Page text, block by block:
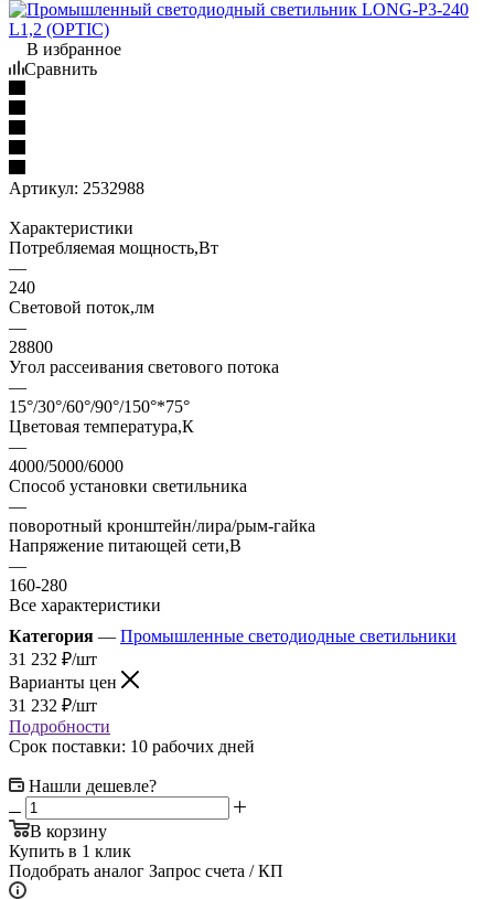
В избранное
Сравнить
Артикул: 2532988
Характеристики
Потребляемая мощность,Вт
—
240
Световой поток,лм
—
28800
Угол рассеивания светового потока
—
15°/30°/60°/90°/150°*75°
Цветовая температура,К
—
4000/5000/6000
Способ установки светильника
—
поворотный кронштейн/лира/рым-гайка
Напряжение питающей сети,В
—
160-280
Все характеристики
Категория — Промышленные светодиодные светильники
31 232 ₽/шт
Варианты цен
31 232 ₽/шт
Подробности
Срок поставки: 10 рабочих дней
Нашли дешевле?
В корзину
Купить в 1 клик
Подобрать аналог Запрос счета / КП